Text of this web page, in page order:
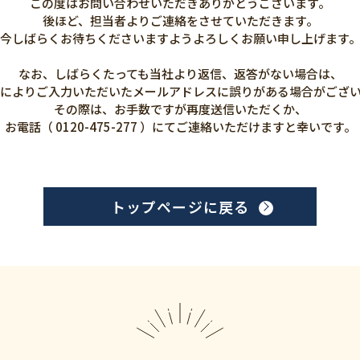
後ほど、担当者よりご連絡をさせていただきます。
今しばらくお待ちくださいますようよろしくお願い申し上げます。
なお、しばらくたっても当社より返信、返答がない場合は、
よりご入力いただいたメールアドレスに誤りがある場合がござい
その際は、お手数ですが再度送信いただくか、
お電話（ 0120-475-277 ）にてご連絡いただけますと幸いです。
トップページに戻る